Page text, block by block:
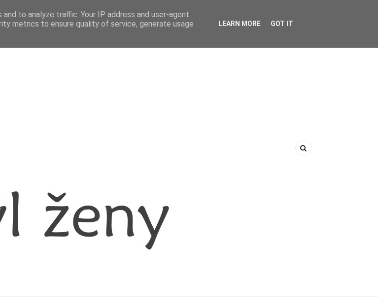
to analyze traffic. Your IP address and user-agent
metrics to ensure quality of service, generate usage
LEARN MORE GOT IT